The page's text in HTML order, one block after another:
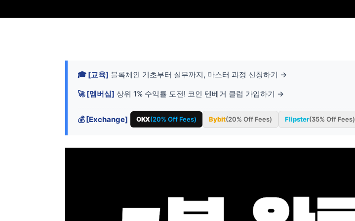
🎓 [교육] 블록체인 기초부터 실무까지, 마스터 과정 신청하기 →
🚀 [멤버십] 상위 1% 수익률 도전! 코인 텐베거 클럽 가입하기 →
💰 [Exchange] OKX(20% Off Fees) Bybit(20% Off Fees) Flipster(35% Off Fees)